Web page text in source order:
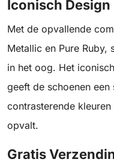
Iconisch Design
Met de opvallende
Metallic en Pure Ruby,
in het oog. Het
geeft de schoenen
contrasterende
opvalt.
Gratis